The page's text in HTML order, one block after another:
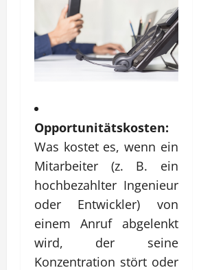
Opportunitätskosten:
Was kostet es, wenn ein
Mitarbeiter (z. B. ein
hochbezahlter Ingenieur
oder Entwickler) von
einem Anruf abgelenkt
wird, der seine
Konzentration stört oder